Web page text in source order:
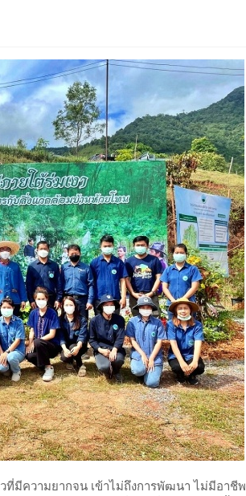
มีความยากจน เข้าไม่ถึงการพัฒนา ไม่มีอาชีพ